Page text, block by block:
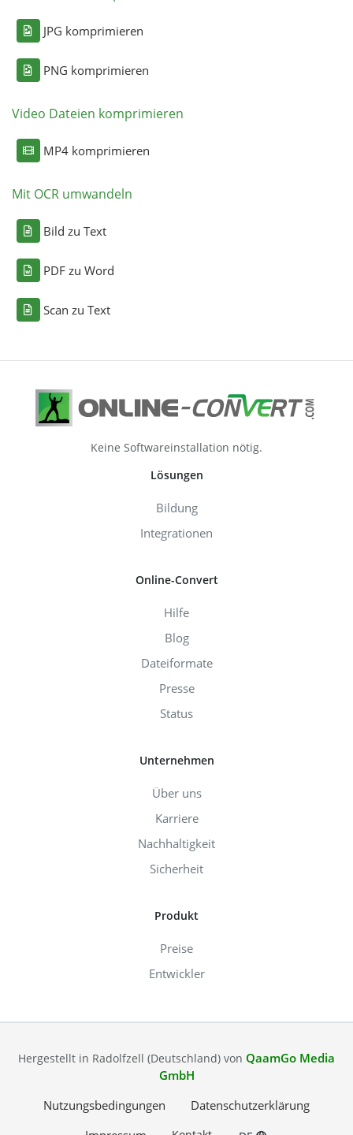
JPG komprimieren
PNG komprimieren
Video Dateien komprimieren
MP4 komprimieren
Mit OCR umwandeln
Bild zu Text
PDF zu Word
Scan zu Text
Keine Softwareinstallation nötig.
Lösungen
Bildung
Integrationen
Online-Convert
Hilfe
Blog
Dateiformate
Presse
Status
Unternehmen
Über uns
Karriere
Nachhaltigkeit
Sicherheit
Produkt
Preise
Entwickler
Hergestellt in Radolfzell (Deutschland) von QaamGo Media
GmbH
Nutzungsbedingungen
Datenschutzerklärung